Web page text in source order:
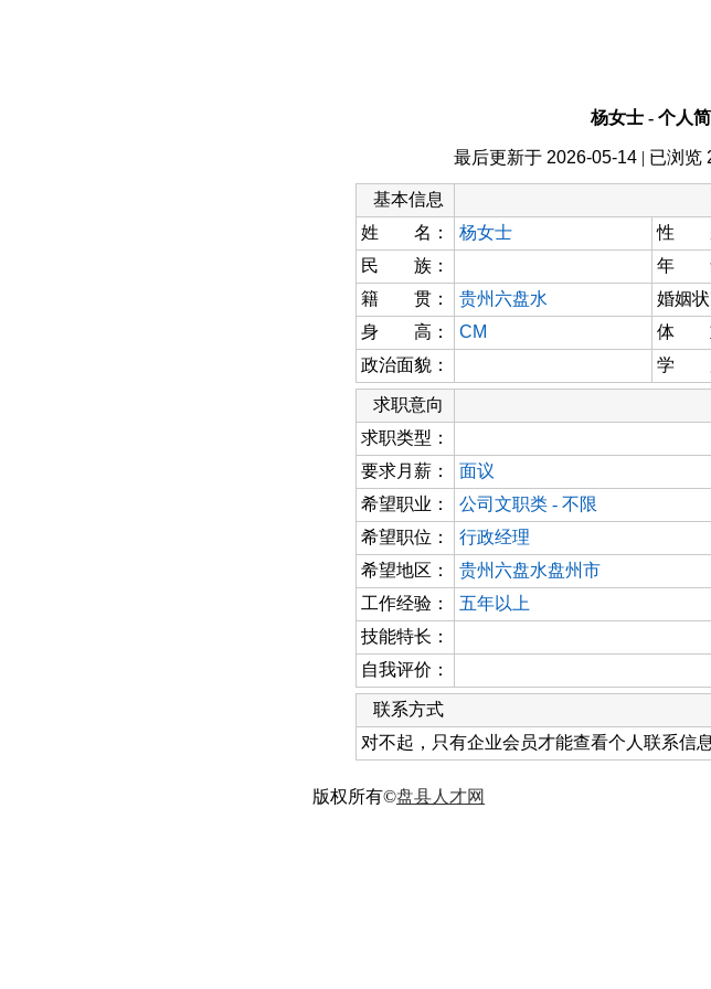
杨女士 - 个人
最后更新于 2026-05-14 | 已浏览
基本信息
姓 名：
杨女士 性
民 族：
年
籍 贯：
贵州六盘水 婚姻状
身 高：
CM 体
政治面貌：
学
求职意向
求职类型：
要求月薪：
面议
希望职业：
公司文职类 - 不限
希望职位：
行政经理
希望地区：
贵州六盘水盘州市
工作经验：
五年以上
技能特长：
自我评价：
联系方式
对不起，只有企业会员才能查看个人联系信
版权所有©盘县人才网